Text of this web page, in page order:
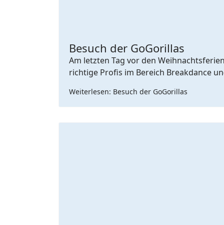
Besuch der GoGorillas
Am letzten Tag vor den
richtige Profis im Bereich Breakdance
Weiterlesen: Besuch der GoGorillas